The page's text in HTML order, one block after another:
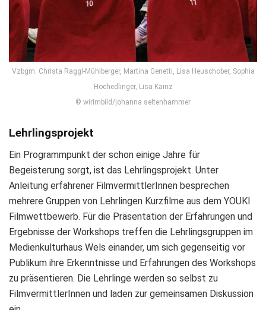
Vzbgm. Christa Raggl-Mühlberger, Martina Genetti, Lisa Heuschober, Sophia
Hochedlinger, Lisa Kainz
© wirimbild/johanna seltenhammer
Lehrlingsprojekt
Ein Programmpunkt der schon einige Jahre für
Begeisterung sorgt, ist das Lehrlingsprojekt. Unter
Anleitung erfahrener FilmvermittlerInnen besprechen
mehrere Gruppen von Lehrlingen Kurzfilme aus dem YOUKI
Filmwettbewerb. Für die Präsentation der Erfahrungen und
Ergebnisse der Workshops treffen die Lehrlingsgruppen im
Medienkulturhaus Wels einander, um sich gegenseitig vor
Publikum ihre Erkenntnisse und Erfahrungen des Workshops
zu präsentieren. Die Lehrlinge werden so selbst zu
FilmvermittlerInnen und laden zur gemeinsamen Diskussion